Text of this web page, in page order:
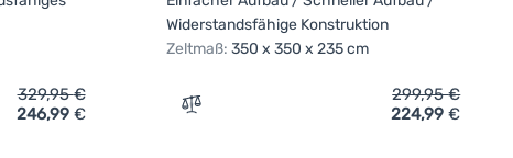
Wakefield Shelter XL' hinzufügen
329,95€
246,99 €
Widerstandsfähige Konstruktion
Zeltmaß: 350 x 350 x 235 cm
Zum Vergleich 'Vordach Outwell
299,95€
224,99€